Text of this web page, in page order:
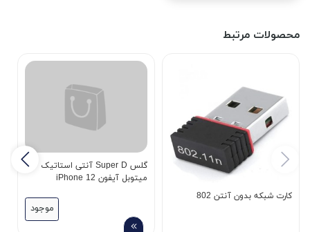
محصولات مرتبط
کارت شبکه بدون آنتن 802
گلس Super D آنتی استاتیک
میتوبل آیفون iPhone 12
موجود